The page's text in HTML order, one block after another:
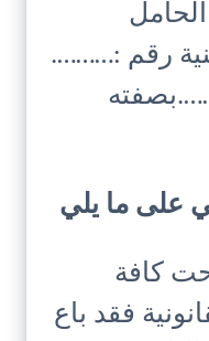
رقم :……….
على ما يلي
كافة
فقد باع